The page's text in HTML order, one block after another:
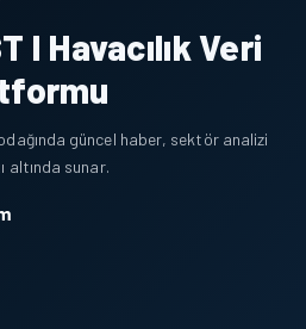
I Havacılık Veri
güncel haber, sektör analizi
altında sunar.